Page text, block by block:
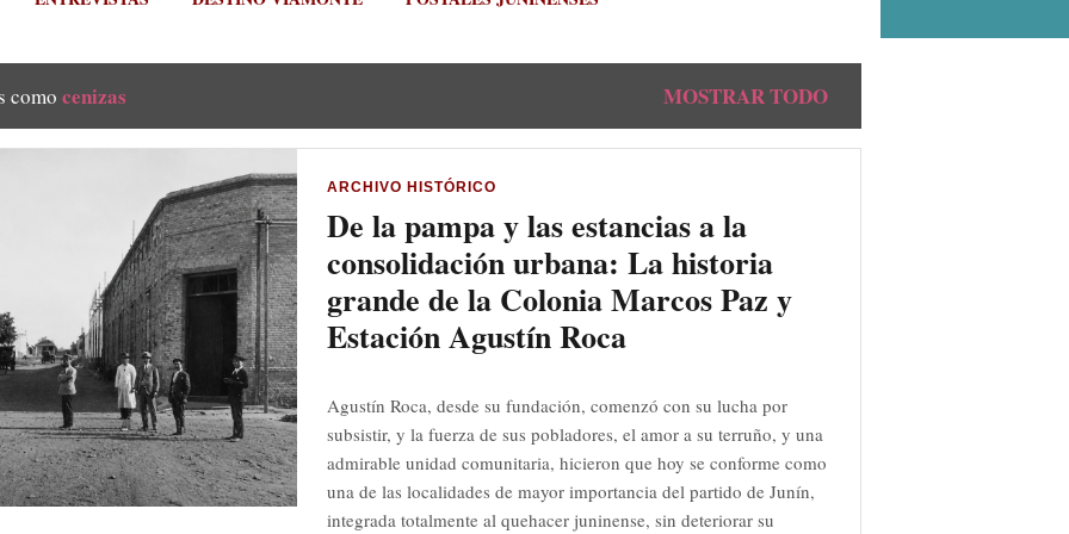
como cenizas MOSTRAR TODO
ARCHIVO HISTÓRICO
De la pampa y las estancias a la
consolidación urbana: La historia
grande de la Colonia Marcos Paz y
Estación Agustín Roca
Agustín Roca, desde su fundación, comenzó con su lucha por
subsistir, y la fuerza de sus pobladores, el amor a su terruño, y una
admirable unidad comunitaria, hicieron que hoy se conforme como
una de las localidades de mayor importancia del partido de Junín,
integrada totalmente al quehacer juninense, sin deteriorar su